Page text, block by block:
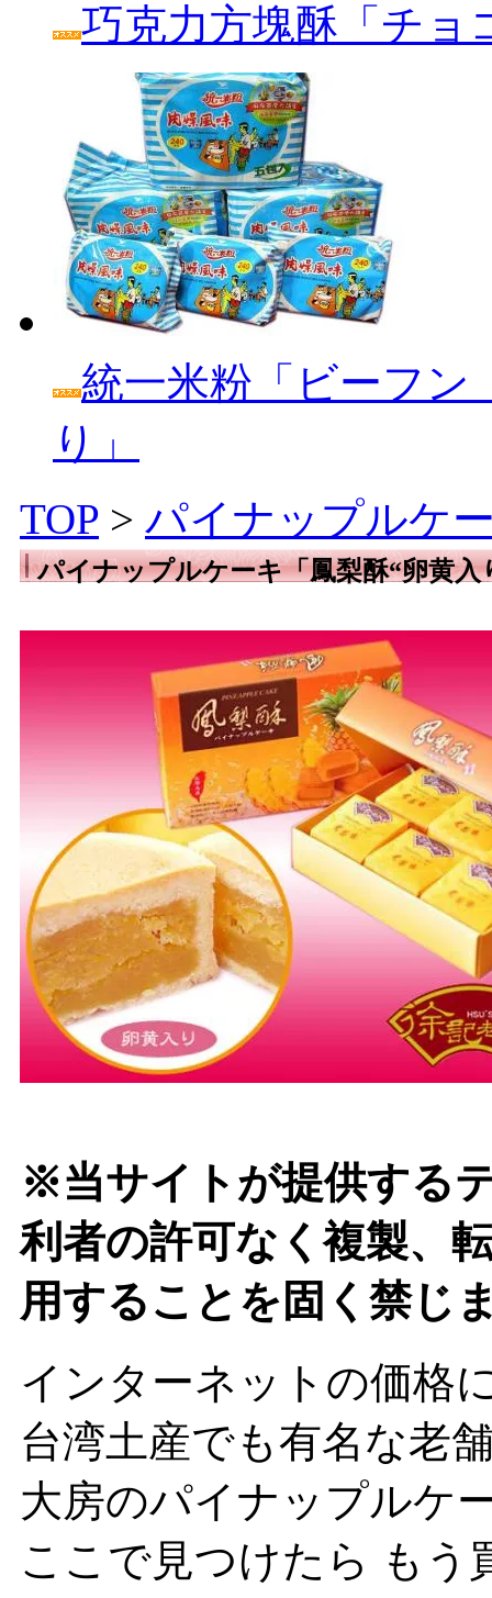
巧克力方塊酥「チョ
統一米粉「ビーフン
り」
TOP > パイナップルケ
パイナップルケーキ「鳳梨酥“卵黄入
※当サイトが提供する
利者の許可なく複製、
用することを固く禁じ
インターネットの価格
台湾土産でも有名な老
大房のパイナップルケ
ここで見つけたら もう